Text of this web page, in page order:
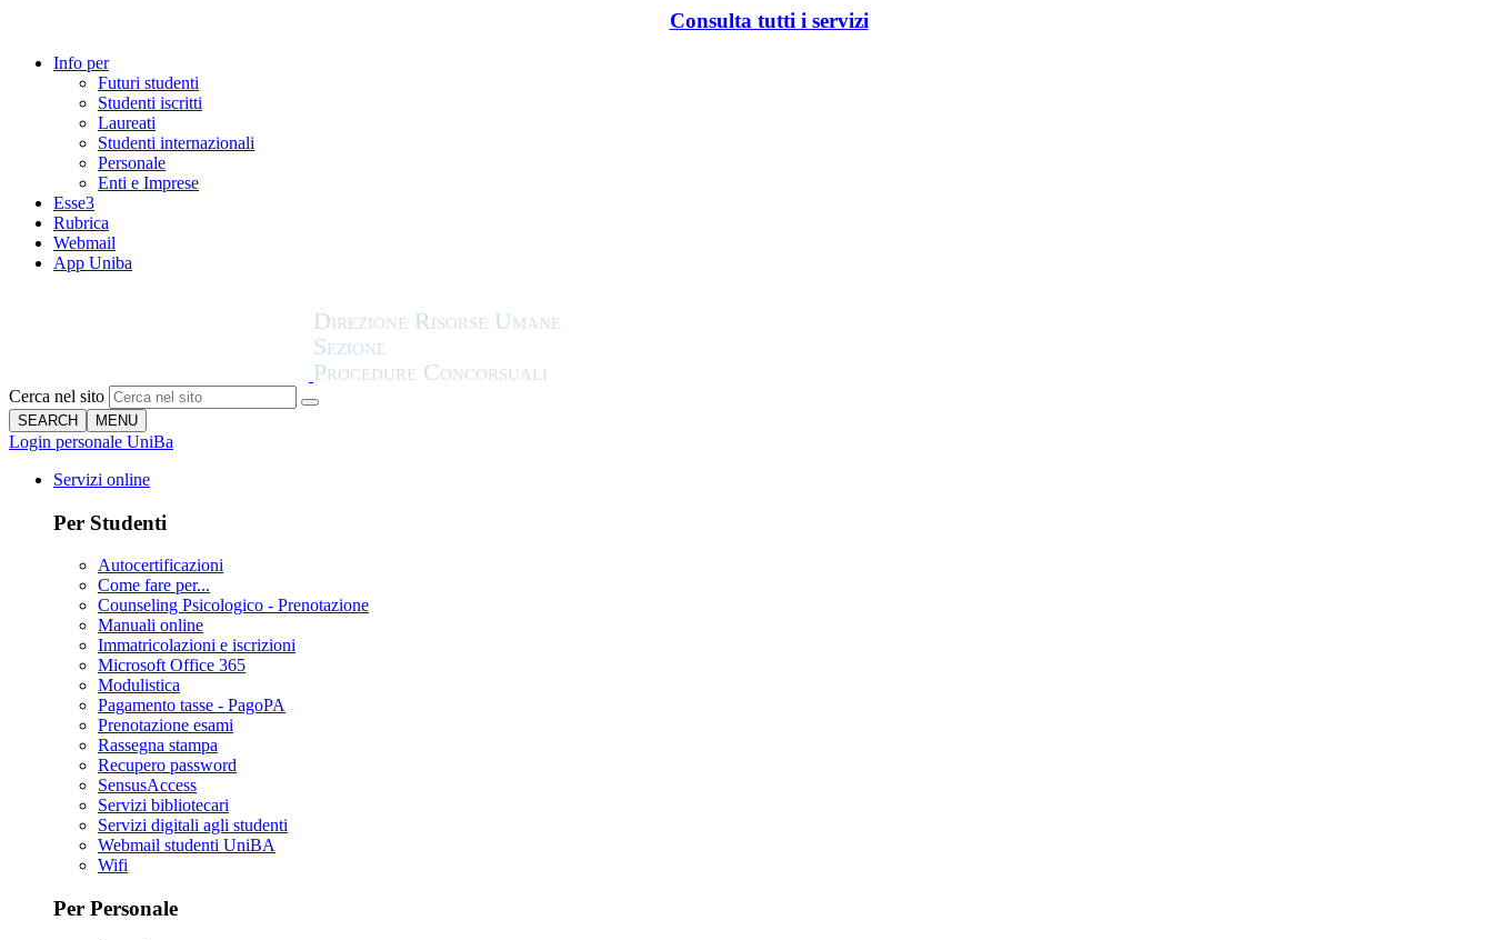
Consulta tutti i servizi
Info per
Futuri studenti
Studenti iscritti
Laureati
Studenti internazionali
Personale
Enti e Imprese
Esse3
Rubrica
Webmail
App Uniba
Cerca nel sito
SEARCH MENU
Login personale UniBa
Servizi online
Per Studenti
Autocertificazioni
Come fare per...
Counseling Psicologico - Prenotazione
Manuali online
Immatricolazioni e iscrizioni
Microsoft Office 365
Modulistica
Pagamento tasse - PagoPA
Prenotazione esami
Rassegna stampa
Recupero password
SensusAccess
Servizi bibliotecari
Servizi digitali agli studenti
Webmail studenti UniBA
Wifi
Per Personale